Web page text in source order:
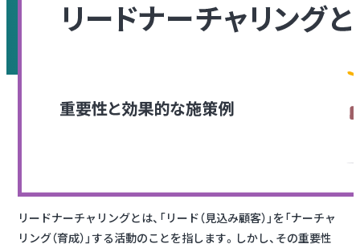
リードナーチャリングとは、「リード（見込み顧客）」を「ナーチャ
リング（育成）」する活動のことを指します。しかし、その重要性